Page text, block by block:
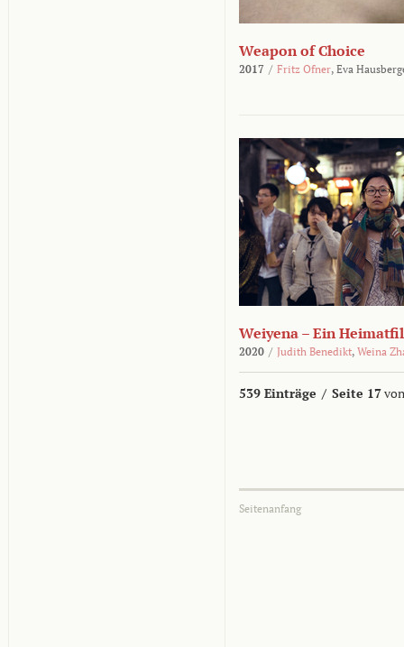
Weapon of Choice
2017 / Fritz Ofner, Eva
Weiyena – Ein
2020 / Judith Benedikt, Weina
539 Einträge / Seite 17
Seitenanfang